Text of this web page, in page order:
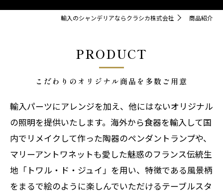
輸入のシャンデリアならクラシカ株式会社 商品紹介
PRODUCT
こだわりのオリジナル商品を多数ご用意
輸入パーツにアレンジを加え、他にはないオリジナル
の照明を提供いたします。海外から食器を輸入して国
内でリメイクして作った陶器のペンダントランプや、
マリーアントワネットも愛した魅惑のフランス伝統生
地「トワル・ド・ジュイ」を用い、特徴である風景柄
をまるで絵のように楽しんでいただけるテーブルスタ